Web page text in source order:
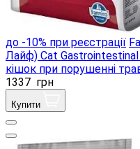
до -10% при реєстрації
Лайф) Cat Gastrointestinal
кішок при порушенні
1337 грн
Купити